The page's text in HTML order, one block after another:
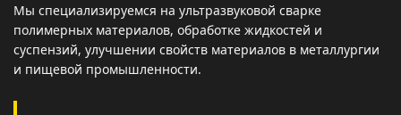
Мы специализируемся на ультразвуковой сварке
полимерных материалов, обработке жидкостей и
суспензий, улучшении свойств материалов в металлургии
и пищевой промышленности.